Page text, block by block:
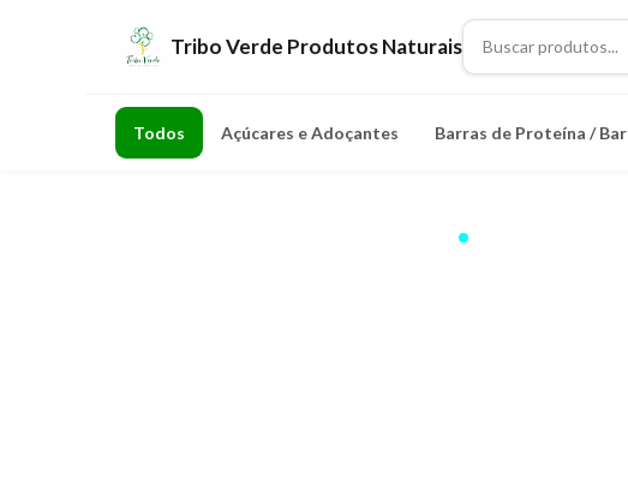
Tribo Verde Produtos Naturais
Todos Açúcares e Adoçantes Barras de Proteína /